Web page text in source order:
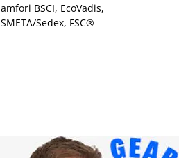
amfori BSCI, EcoVadis,
SMETA/Sedex, FSC®